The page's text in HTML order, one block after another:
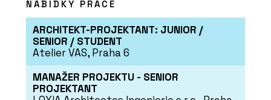
Italské městečko, kde se
historie potkává s
designem
NABÍDKY PRÁCE
ARCHITEKT-PROJEKTANT: JUNIOR /
SENIOR / STUDENT
Atelier VAS, Praha 6
MANAŽER PROJEKTU - SENIOR
PROJEKTANT